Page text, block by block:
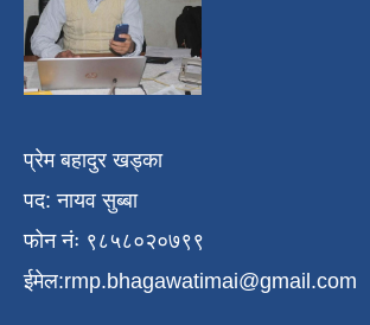
प्रेम बहादुर खड्का
पद: नायव सुब्बा
फोन नंः ९८५८०२०७९९
ईमेल:rmp.bhagawatimai@gmail.com